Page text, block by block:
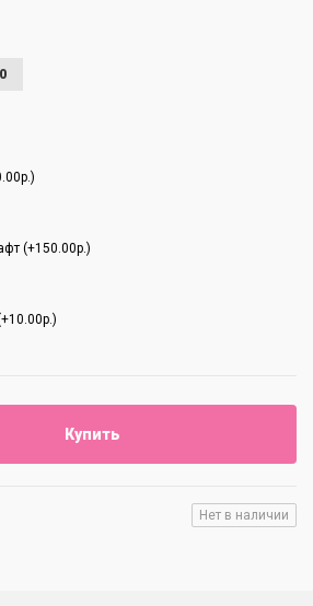
(+150.00р.)
Купить
Нет в наличии